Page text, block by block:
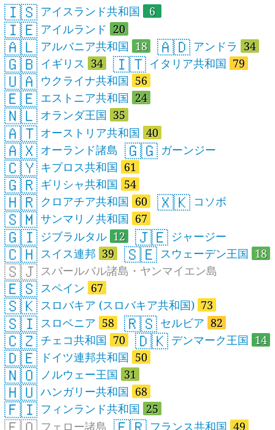
🇮🇸 アイスランド共和国 6
🇮🇪 アイルランド 20
🇦🇱 アルバニア共和国 18 🇦🇩 アンドラ 34
🇬🇧 イギリス 34 🇮🇹 イタリア共和国 79
🇺🇦 ウクライナ共和国 56
🇪🇪 エストニア共和国 24
🇳🇱 オランダ王国 35
🇦🇹 オーストリア共和国 40
🇦🇽 オーランド諸島 🇬🇬 ガーンジー
🇨🇾 キプロス共和国 61
🇬🇷 ギリシャ共和国 54
🇭🇷 クロアチア共和国 60 🇽🇰 コソボ
🇸🇲 サンマリノ共和国 67
🇬🇮 ジブラルタル 12 🇯🇪 ジャージー
🇨🇭 スイス連邦 39 🇸🇪 スウェーデン王国 18
🇸🇯 スバールバル諸島・ヤンマイエン島
🇪🇸 スペイン 67
🇸🇰 スロバキア (スロバキア共和国) 73
🇸🇮 スロベニア 58 🇷🇸 セルビア 82
🇨🇿 チェコ共和国 70 🇩🇰 デンマーク王国 14
🇩🇪 ドイツ連邦共和国 50
🇳🇴 ノルウェー王国 31
🇭🇺 ハンガリー共和国 68
🇫🇮 フィンランド共和国 25
フェロー諸島 フランス共和国 49